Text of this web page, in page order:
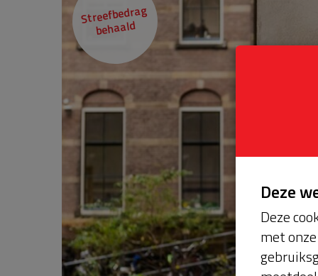
Streefbedrag
behaald
Deze
Deze
met